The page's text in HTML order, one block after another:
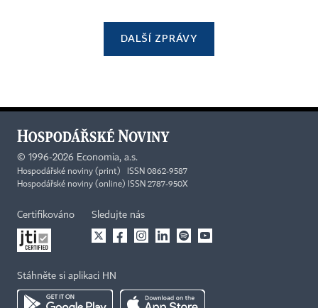
DALŠÍ ZPRÁVY
© 1996-2026 Economia, a.s.
Hospodářské noviny (print) ISSN 0862-9587
Hospodářské noviny (online) ISSN 2787-950X
Certifikováno Sledujte nás
Stáhněte si aplikaci HN